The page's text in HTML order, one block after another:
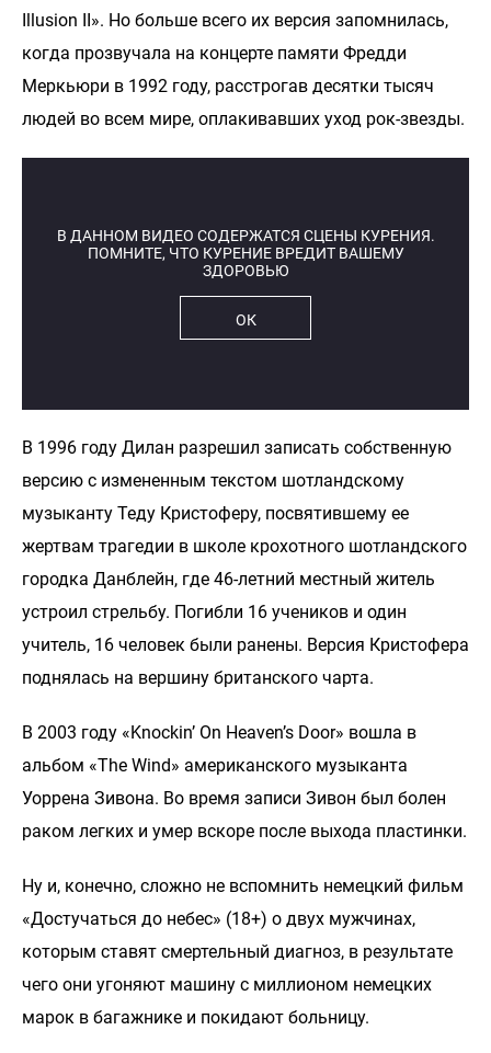
Illusion II». Но больше всего их версия запомнилась,
когда прозвучала на концерте памяти Фредди
Меркьюри в 1992 году, расстрогав десятки тысяч
людей во всем мире, оплакивавших уход рок-звезды.
В ДАННОМ ВИДЕО СОДЕРЖАТСЯ СЦЕНЫ КУРЕНИЯ.
ПОМНИТЕ, ЧТО КУРЕНИЕ ВРЕДИТ ВАШЕМУ
ЗДОРОВЬЮ
ОК
В 1996 году Дилан разрешил записать собственную
версию с измененным текстом шотландскому
музыканту Теду Кристоферу, посвятившему ее
жертвам трагедии в школе крохотного шотландского
городка Данблейн, где 46-летний местный житель
устроил стрельбу. Погибли 16 учеников и один
учитель, 16 человек были ранены. Версия Кристофера
поднялась на вершину британского чарта.
В 2003 году «Knockin’ On Heaven’s Door» вошла в
альбом «The Wind» американского музыканта
Уоррена Зивона. Во время записи Зивон был болен
раком легких и умер вскоре после выхода пластинки.
Ну и, конечно, сложно не вспомнить немецкий фильм
«Достучаться до небес» (18+) о двух мужчинах,
которым ставят смертельный диагноз, в результате
чего они угоняют машину с миллионом немецких
марок в багажнике и покидают больницу.